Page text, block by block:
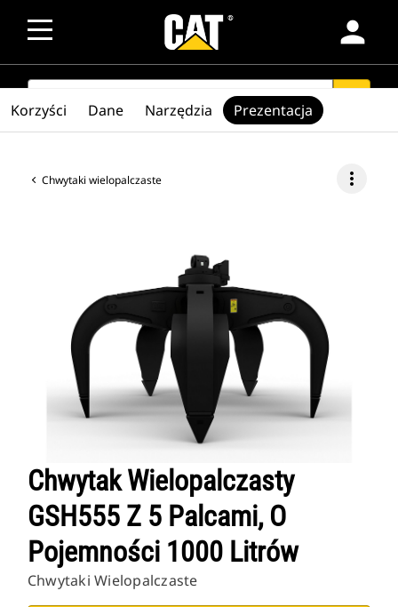
person
SEARCH
Chwytaki wielopalczaste more_vert
Chwytak Wielopalczasty
GSH555 Z 5 Palcami, O
Pojemności 1000 Litrów
Chwytaki Wielopalczaste
Korzyści Dane Narzędzia Prezentacja